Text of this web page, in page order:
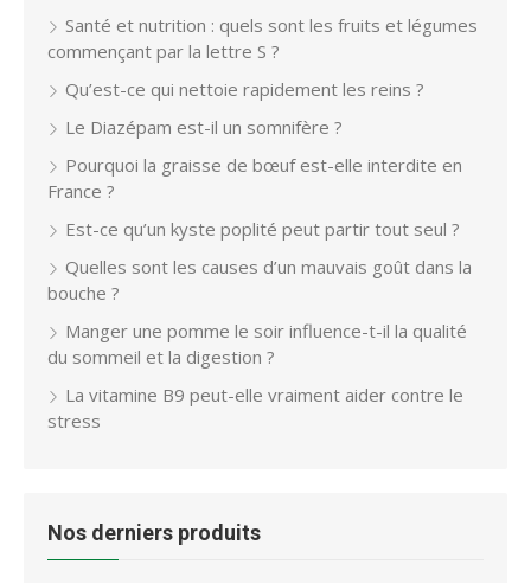
Santé et nutrition : quels sont les fruits et légumes
commençant par la lettre S ?
Qu’est-ce qui nettoie rapidement les reins ?
Le Diazépam est-il un somnifère ?
Pourquoi la graisse de bœuf est-elle interdite en
France ?
Est-ce qu’un kyste poplité peut partir tout seul ?
Quelles sont les causes d’un mauvais goût dans la
bouche ?
Manger une pomme le soir influence-t-il la qualité
du sommeil et la digestion ?
La vitamine B9 peut-elle vraiment aider contre le
stress
Nos derniers produits